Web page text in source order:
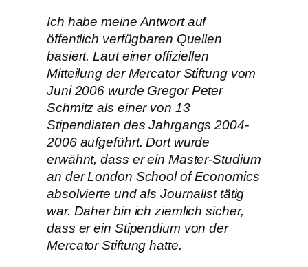
Ich habe meine Antwort auf
öffentlich verfügbaren Quellen
basiert. Laut einer offiziellen
Mitteilung der Mercator Stiftung vom
Juni 2006 wurde Gregor Peter
Schmitz als einer von 13
Stipendiaten des Jahrgangs 2004-
2006 aufgeführt. Dort wurde
erwähnt, dass er ein Master-Studium
an der London School of Economics
absolvierte und als Journalist tätig
war. Daher bin ich ziemlich sicher,
dass er ein Stipendium von der
Mercator Stiftung hatte.